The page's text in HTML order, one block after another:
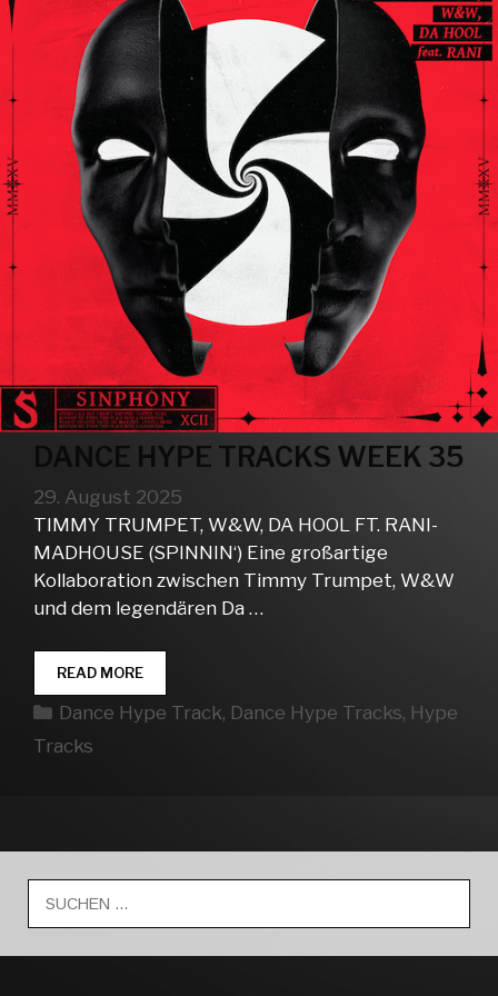
DANCE HYPE TRACKS WEEK 35
29. August 2025
TIMMY TRUMPET, W&W, DA HOOL FT. RANI-
MADHOUSE (SPINNIN‘) Eine großartige
Kollaboration zwischen Timmy Trumpet, W&W
und dem legendären Da …
READ MOREDANCE
HYPE
TRACKS
Kategorien
Dance Hype Track, Dance Hype Tracks, Hype
Tracks
nach: